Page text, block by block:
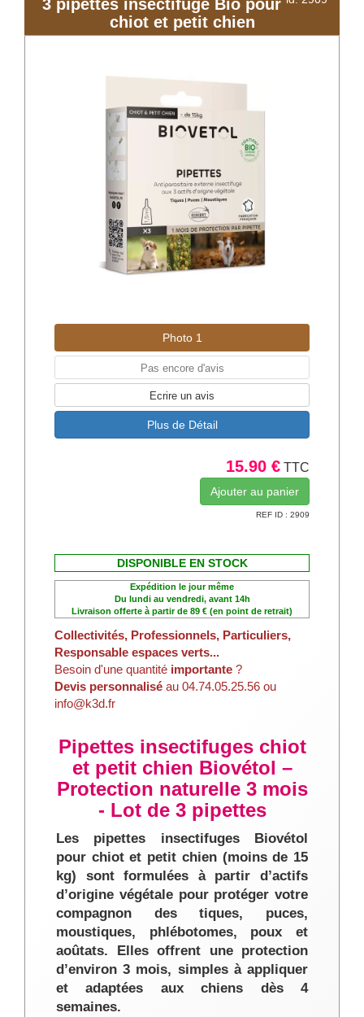
3 pipettes insectifuge Bio pour
chiot et petit chien
Photo 1
Pas encore d'avis
Ecrire un avis
Plus de Détail
15.90 € TTC
REF ID : 2909
DISPONIBLE EN STOCK
Expédition le jour même
Du lundi au vendredi, avant 14h
Livraison offerte à partir de 89 € (en point de retrait)
Collectivités, Professionnels, Particuliers,
Responsable espaces verts...
Besoin d'une quantité importante ?
Devis personnalisé au 04.74.05.25.56 ou
info@k3d.fr
Pipettes insectifuges chiot
et petit chien Biovétol –
Protection naturelle 3 mois
- Lot de 3 pipettes
Les pipettes insectifuges Biovétol
pour chiot et petit chien (moins de 15
kg) sont formulées à partir d’actifs
d’origine végétale pour protéger votre
compagnon des tiques, puces,
moustiques, phlébotomes, poux et
aoûtats. Elles offrent une protection
d’environ 3 mois, simples à appliquer
et adaptées aux chiens dès 4
semaines.